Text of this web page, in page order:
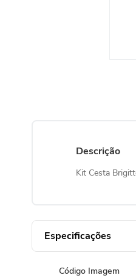
Descrição
Kit Cesta
Especificações
Código Imagem